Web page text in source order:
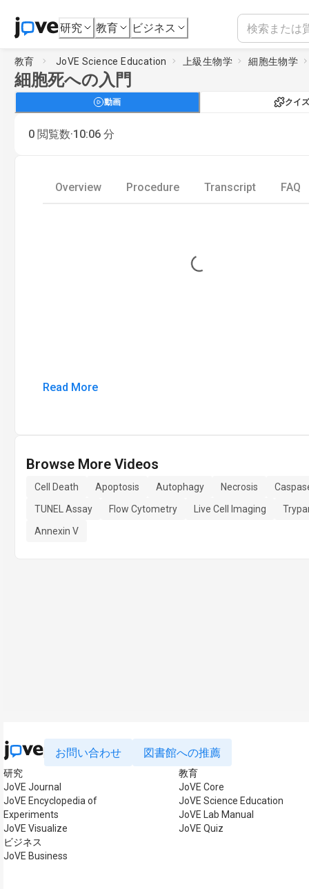
研究 教育 ビジネス
教育 JoVE Science Education 上級生物学 細胞生物学
細胞死への入門
動画 クイズ
0 閲覧数·10:06 分
Overview Procedure Transcript FAQ
Loading...
Read More
Browse More Videos
Cell Death Apoptosis Autophagy Necrosis
TUNEL Assay
Flow Cytometry Live Cell Imaging
Annexin V
お問い合わせ 図書館への推薦
研究
JoVE Journal
JoVE Encyclopedia of
Experiments
JoVE Visualize
ビジネス
JoVE Business
教育
JoVE Core
JoVE Science Education
JoVE Lab Manual
JoVE Quiz